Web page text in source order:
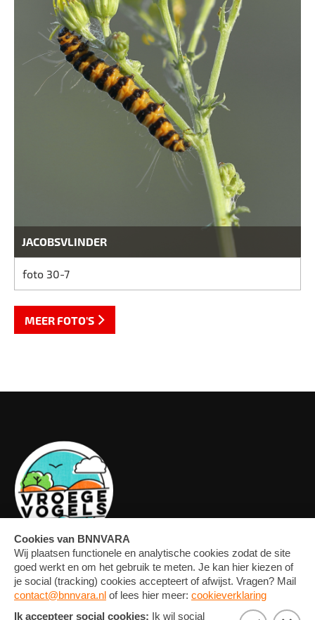
JACOBSVLINDER
foto 30-7
MEER FOTO'S
OVERZICHT FORUM